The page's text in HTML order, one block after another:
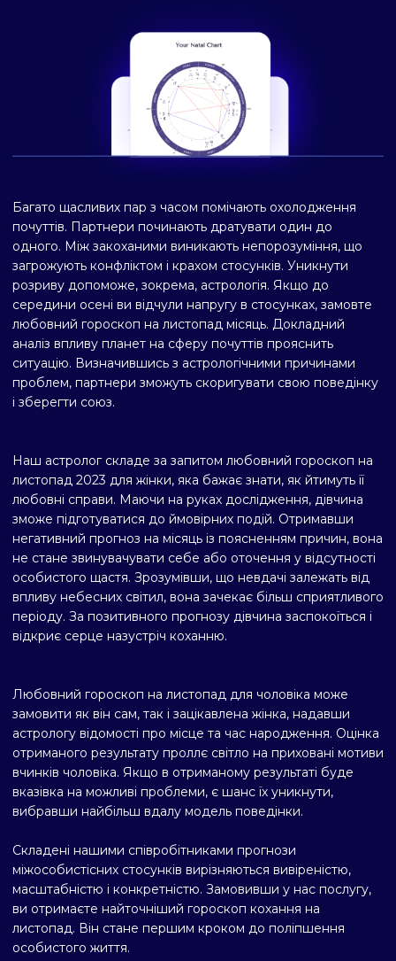
Багато щасливих пар з часом помічають охолодження
почуттів. Партнери починають дратувати один до
одного. Між закоханими виникають непорозуміння, що
загрожують конфліктом і крахом стосунків. Уникнути
розриву допоможе, зокрема, астрологія. Якщо до
середини осені ви відчули напругу в стосунках, замовте
любовний гороскоп на листопад місяць. Докладний
аналіз впливу планет на сферу почуттів прояснить
ситуацію. Визначившись з астрологічними причинами
проблем, партнери зможуть скоригувати свою поведінку
і зберегти союз.
Наш астролог складе за запитом любовний гороскоп на
листопад 2023 для жінки, яка бажає знати, як йтимуть її
любовні справи. Маючи на руках дослідження, дівчина
зможе підготуватися до ймовірних подій. Отримавши
негативний прогноз на місяць із поясненням причин, вона
не стане звинувачувати себе або оточення у відсутності
особистого щастя. Зрозумівши, що невдачі залежать від
впливу небесних світил, вона зачекає більш сприятливого
періоду. За позитивного прогнозу дівчина заспокоїться і
відкриє серце назустріч коханню.
Любовний гороскоп на листопад для чоловіка може
замовити як він сам, так і зацікавлена жінка, надавши
астрологу відомості про місце та час народження. Оцінка
отриманого результату проллє світло на приховані мотиви
вчинків чоловіка. Якщо в отриманому результаті буде
вказівка на можливі проблеми, є шанс їх уникнути,
вибравши найбільш вдалу модель поведінки.
Складені нашими співробітниками прогнози
міжособистісних стосунків вирізняються вивіреністю,
масштабністю і конкретністю. Замовивши у нас послугу,
ви отримаєте найточніший гороскоп кохання на
листопад. Він стане першим кроком до поліпшення
особистого життя.